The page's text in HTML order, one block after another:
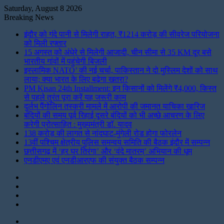
Saturday, August 8 2026
Breaking News
इंदौर को गंदे पानी से मिलेगी राहत, ₹1214 करोड़ की सीवरेज परियोजना
को मिली रफ्तार
15 अगस्त को अंधेरे से मिलेगी आजादी, चीन सीमा से 35 KM दूर बसे
भारतीय गांवों में पहुंचेगी बिजली
इस्लामिक NATO’ की नई चर्चा, पाकिस्तान ने दो मुस्लिम देशों को साथ
लाया; क्या भारत के लिए बढ़ेगा खतरा?
PM Kisan 24th Installment: इन किसानों को मिलेंगे ₹4,000, किस्त
से पहले तुरंत पूरा करें यह जरूरी काम
दुर्लभ पैंगोलिन तस्करी मामले में आरोपी की जमानत याचिका खारिज
बंदियों की समय पूर्व रिहाई दूसरे बंदियों को भी अच्छे आचरण के लिए
करेगी प्रोत्साहित : मुख्यमंत्री डॉ. यादव
138 करोड़ की लागत से नांदघाट-मुंगेली रोड होगा फोरलेन
13वीं पश्चिम क्षेत्रीय पुलिस समन्वय समिति की बैठक इंदौर में सम्पन्न
छत्तीसगढ़ में ‘हर घर तिरंगा’ और ‘वंदे मातरम्’ अभियान की धूम
एनडीएमए एवं एनडीआरएफ की संयुक्त बैठक सम्पन्न